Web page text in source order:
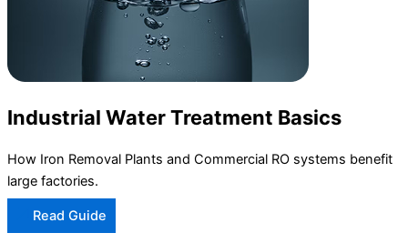
Industrial Water Treatment Basics
How Iron Removal Plants and Commercial RO systems benefit
large factories.
Read Guide